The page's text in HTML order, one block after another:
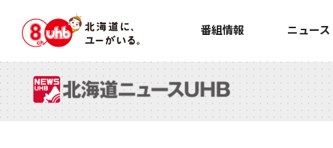
番組情報 ニュース